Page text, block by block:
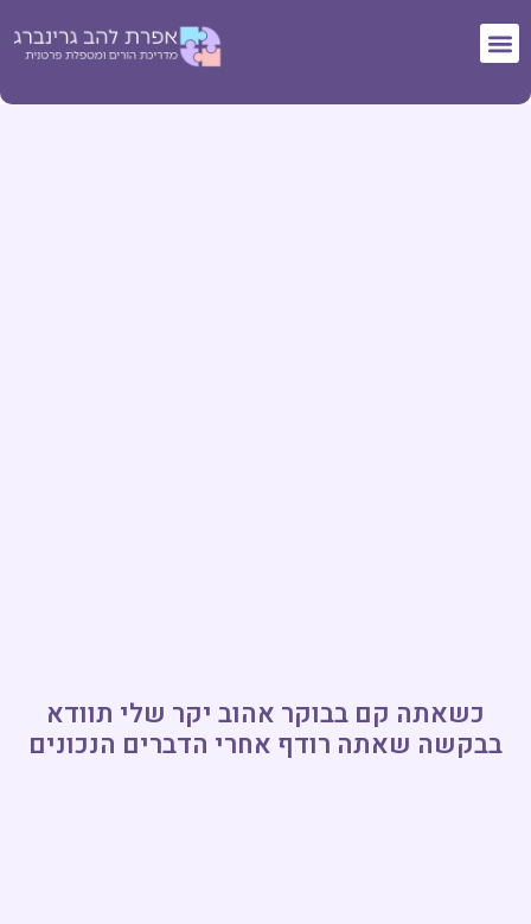
כשאתה קם בבוקר אהוב יקר שלי תוודא
בבקשה שאתה רודף אחרי הדברים הנכונים